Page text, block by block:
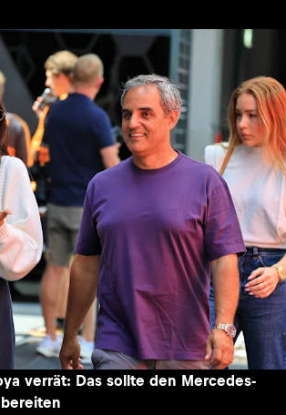
verrät: Das sollte den Mercedes-